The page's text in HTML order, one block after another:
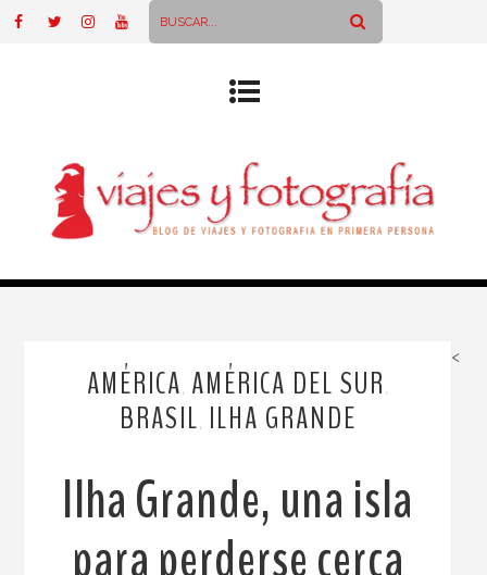
AMÉRICA AMÉRICA DEL SUR
BRASIL ILHA GRANDE
Ilha Grande, una isla
para perderse cerca
<